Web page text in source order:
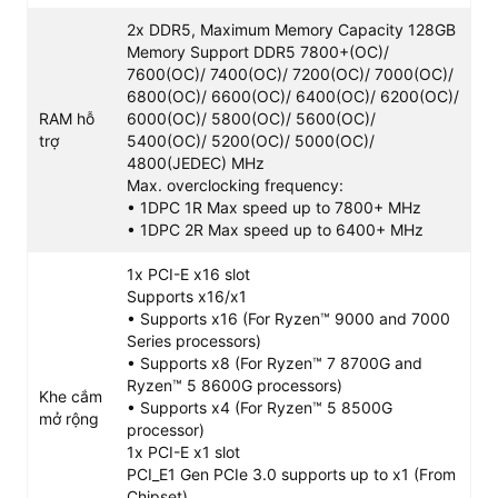
7000, 8000 và 9000 Series, giúp tối ưu hệ thống
và nâng cấp lâu dài.
RAM DDR5:Gồm 2 khe cắm (tối đa 128GB), hỗ
trợ ép xung cực cao lên đến 7800+(OC) MHz.
Lưu trữ PCIe 4.0:Trang bị 2 khe SSD M.2 NVMe
PCIe 4.0 x4 tốc độ cao giúp khởi động và tải
game cực nhanh.
Mạng Wi-Fi 6E & LAN 2.5G:
Tích hợp Wi-Fi 6E
băng tần 6GHz cùng cổng LAN 2.5G, đảm bảo
kết nối mượt mà, không độ trễ.
RAM hỗ
trợ
2x DDR5, Maximum Memory Capacity 128GB
Memory Support DDR5 7800+(OC)/
7600(OC)/ 7400(OC)/ 7200(OC)/ 7000(OC)/
6800(OC)/ 6600(OC)/ 6400(OC)/ 6200(OC)/
6000(OC)/ 5800(OC)/ 5600(OC)/
5400(OC)/ 5200(OC)/ 5000(OC)/
4800(JEDEC) MHz
Max. overclocking frequency:
• 1DPC 1R Max speed up to 7800+ MHz
• 1DPC 2R Max speed up to 6400+ MHz
Khe cắm
mở rộng
1x PCI-E x16 slot
Supports x16/x1
• Supports x16 (For Ryzen™ 9000 and 7000
Series processors)
• Supports x8 (For Ryzen™ 7 8700G and
Ryzen™ 5 8600G processors)
• Supports x4 (For Ryzen™ 5 8500G
processor)
1x PCI-E x1 slot
PCI_E1 Gen PCIe 3.0 supports up to x1 (From